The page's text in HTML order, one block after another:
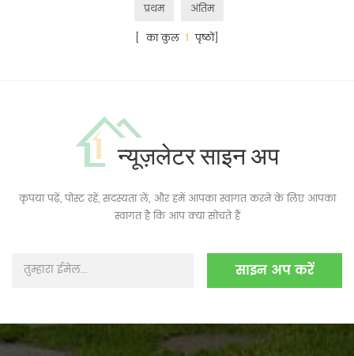
प्रथम
अंतिम
[ का कुल 1 पृष्ठों]
न्यूज़लेटर साइन अप
कृपया पढ़ें, पोस्ट रहें, सदस्यता लें, और हमें आपका स्वागत करने के लिए आपका
स्वागत है कि आप क्या सोचते हैं